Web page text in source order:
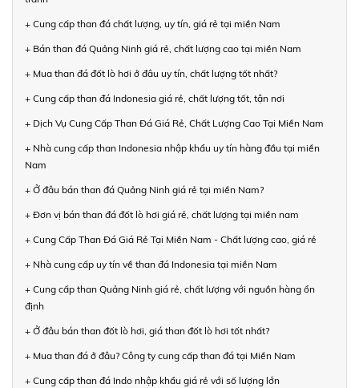
+ Cung cấp than đá chất lượng, uy tín, giá rẻ tại miền Nam
+ Bán than đá Quảng Ninh giá rẻ, chất lượng cao tại miền Nam
+ Mua than đá đốt lò hơi ở đâu uy tín, chất lượng tốt nhất?
+ Cung cấp than đá Indonesia giá rẻ, chất lượng tốt, tận nơi
+ Dịch Vụ Cung Cấp Than Đá Giá Rẻ, Chất Lượng Cao Tại Miền Nam
+ Nhà cung cấp than Indonesia nhập khẩu uy tín hàng đầu tại miền
Nam
+ Ở đâu bán than đá Quảng Ninh giá rẻ tại miền Nam?
+ Đơn vị bán than đá đốt lò hơi giá rẻ, chất lượng tại miền nam
+ Cung Cấp Than Đá Giá Rẻ Tại Miền Nam - Chất lượng cao, giá rẻ
+ Nhà cung cấp uy tín về than đá Indonesia tại miền Nam
+ Cung cấp than Quảng Ninh giá rẻ, chất lượng với nguồn hàng ổn
định
+ Ở đâu bán than đốt lò hơi, giá than đốt lò hơi tốt nhất?
+ Mua than đá ở đâu? Công ty cung cấp than đá tại Miền Nam
+ Cung cấp than đá Indo nhập khẩu giá rẻ với số lượng lớn